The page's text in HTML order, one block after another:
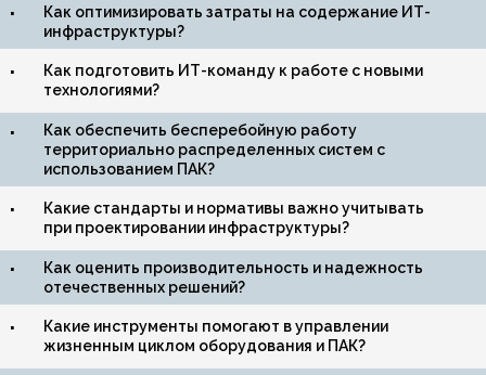
Как оптимизировать затраты на содержание ИТ-
инфраструктуры?
Как подготовить ИТ-команду к работе с новыми
технологиями?
Как обеспечить бесперебойную работу
территориально распределенных систем с
использованием ПАК?
Какие стандарты и нормативы важно учитывать
при проектировании инфраструктуры?
Как оценить производительность и надежность
отечественных решений?
Какие инструменты помогают в управлении
жизненным циклом оборудования и ПАК?